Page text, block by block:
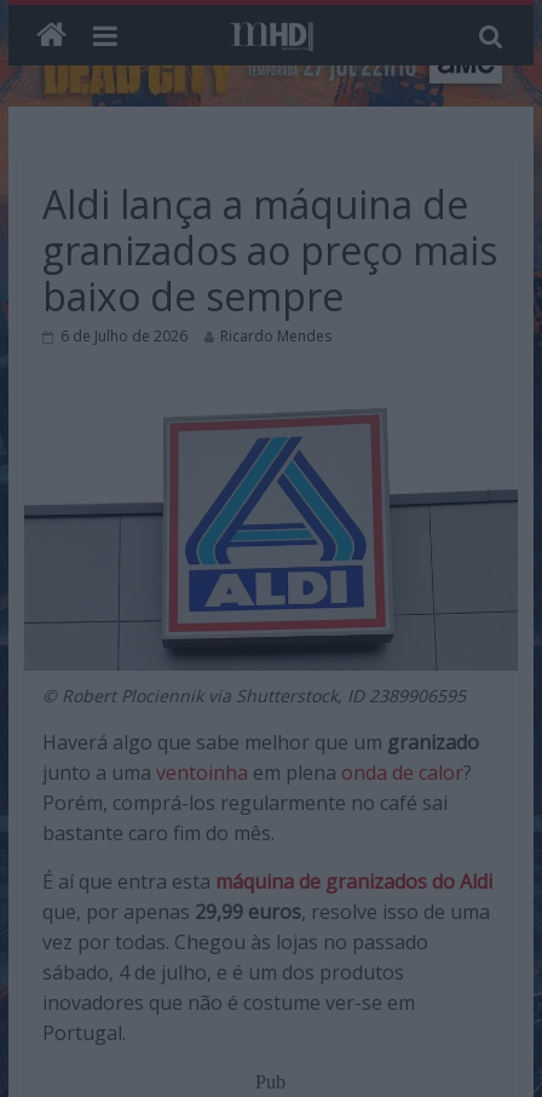
Aldi lança a máquina de
granizados ao preço mais
baixo de sempre
6 de Julho de 2026 Ricardo Mendes
© Robert Plociennik via Shutterstock, ID 2389906595
Haverá algo que sabe melhor que um granizado
junto a uma ventoinha em plena onda de calor?
Porém, comprá-los regularmente no café sai
bastante caro fim do mês.
É aí que entra esta máquina de granizados do Aldi
que, por apenas 29,99 euros, resolve isso de uma
vez por todas. Chegou às lojas no passado
sábado, 4 de julho, e é um dos produtos
inovadores que não é costume ver-se em
Portugal.
Pub